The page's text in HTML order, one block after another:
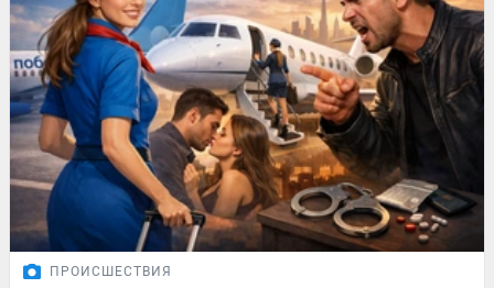
ПРОИСШЕСТВИЯ